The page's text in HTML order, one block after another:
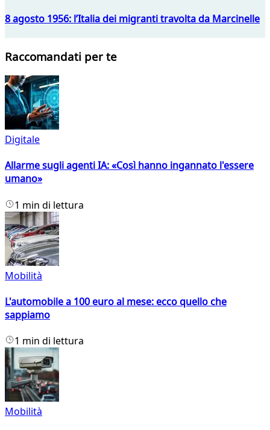
8 agosto 1956: l’Italia dei migranti travolta da Marcinelle
Raccomandati per te
Digitale
Allarme sugli agenti IA: «Così hanno ingannato l'essere
umano»
1 min di lettura
Mobilità
L'automobile a 100 euro al mese: ecco quello che
sappiamo
1 min di lettura
Mobilità